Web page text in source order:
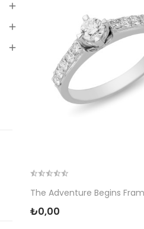



The Adventure Begins
₺0,00